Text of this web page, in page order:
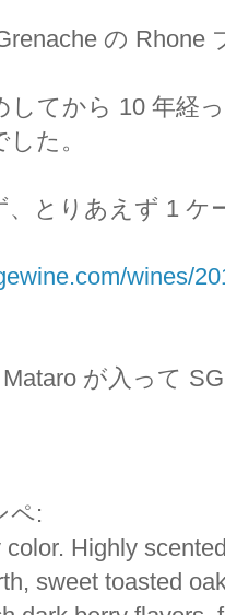
の Rhone
してから 10 年経
た。
、とりあえず 1 ケ
wines/
が入って
ペ:
color. Highly
sweet toasted